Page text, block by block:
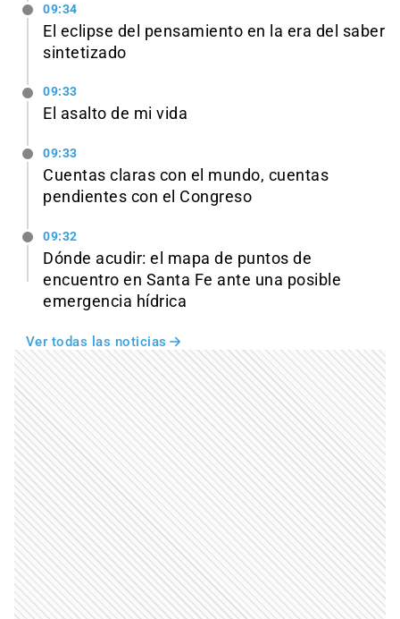
09:34
El eclipse del pensamiento en la era del saber
sintetizado
09:33
El asalto de mi vida
09:33
Cuentas claras con el mundo, cuentas
pendientes con el Congreso
09:32
Dónde acudir: el mapa de puntos de
encuentro en Santa Fe ante una posible
emergencia hídrica
Ver todas las noticias